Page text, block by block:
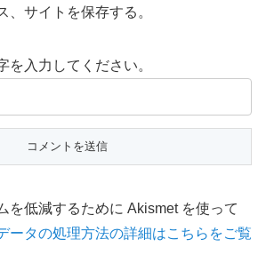
、サイトを保存する。
を入力してください。
を低減するために Akismet を使って
ータの処理方法の詳細はこちらをご覧